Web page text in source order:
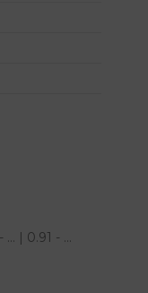
| 0.91 - ...